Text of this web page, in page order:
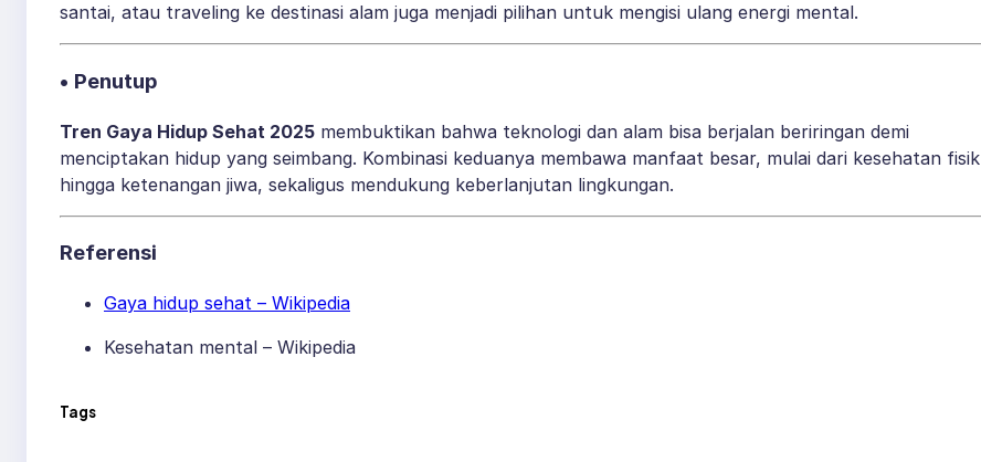
santai, atau traveling ke destinasi alam juga menjadi pilihan untuk mengisi ulang energi mental.
• Penutup
Tren Gaya Hidup Sehat 2025 membuktikan bahwa teknologi dan alam bisa berjalan beriringan demi
menciptakan hidup yang seimbang. Kombinasi keduanya membawa manfaat besar, mulai dari kesehatan fisik
hingga ketenangan jiwa, sekaligus mendukung keberlanjutan lingkungan.
Referensi
Gaya hidup sehat – Wikipedia
Kesehatan mental – Wikipedia
Tags